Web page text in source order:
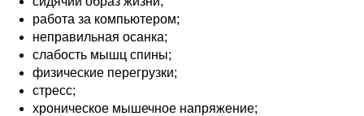
работа за компьютером;
неправильная осанка;
слабость мышц спины;
физические перегрузки;
стресс;
хроническое мышечное напряжение;